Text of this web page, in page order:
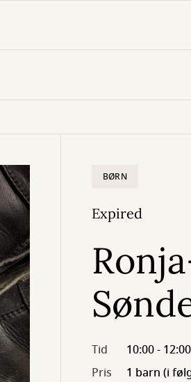
BØRN
Expired
Tid
10:00 - 12:00
Pris
1 barn (i